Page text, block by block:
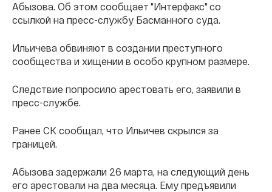
Абызова. Об этом сообщает "Интерфакс" со
ссылкой на пресс-службу Басманного суда.
Ильичева обвиняют в создании преступного
сообщества и хищении в особо крупном размере.
Следствие попросило арестовать его, заявили в
пресс-службе.
Ранее СК сообщал, что Ильичев скрылся за
границей.
Абызова задержали 26 марта, на следующий день
его арестовали на два месяца. Ему предъявили